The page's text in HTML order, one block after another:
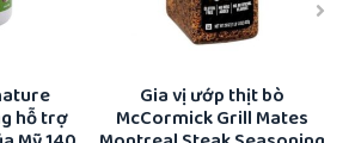
hỗ trợ
Gia vị ướp thịt bò
McCormick Grill Mates